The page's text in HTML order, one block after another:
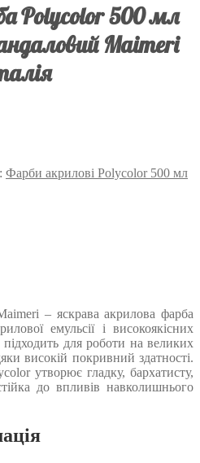
Polycolor 500 мл
Maimeri
Фарби акрилові Polycolor 500 мл
– яскрава акрилова фарба
емульсії і високоякісних
для роботи на великих
високій покривний здатності.
утворює гладку, бархатисту,
до впливів навколишнього